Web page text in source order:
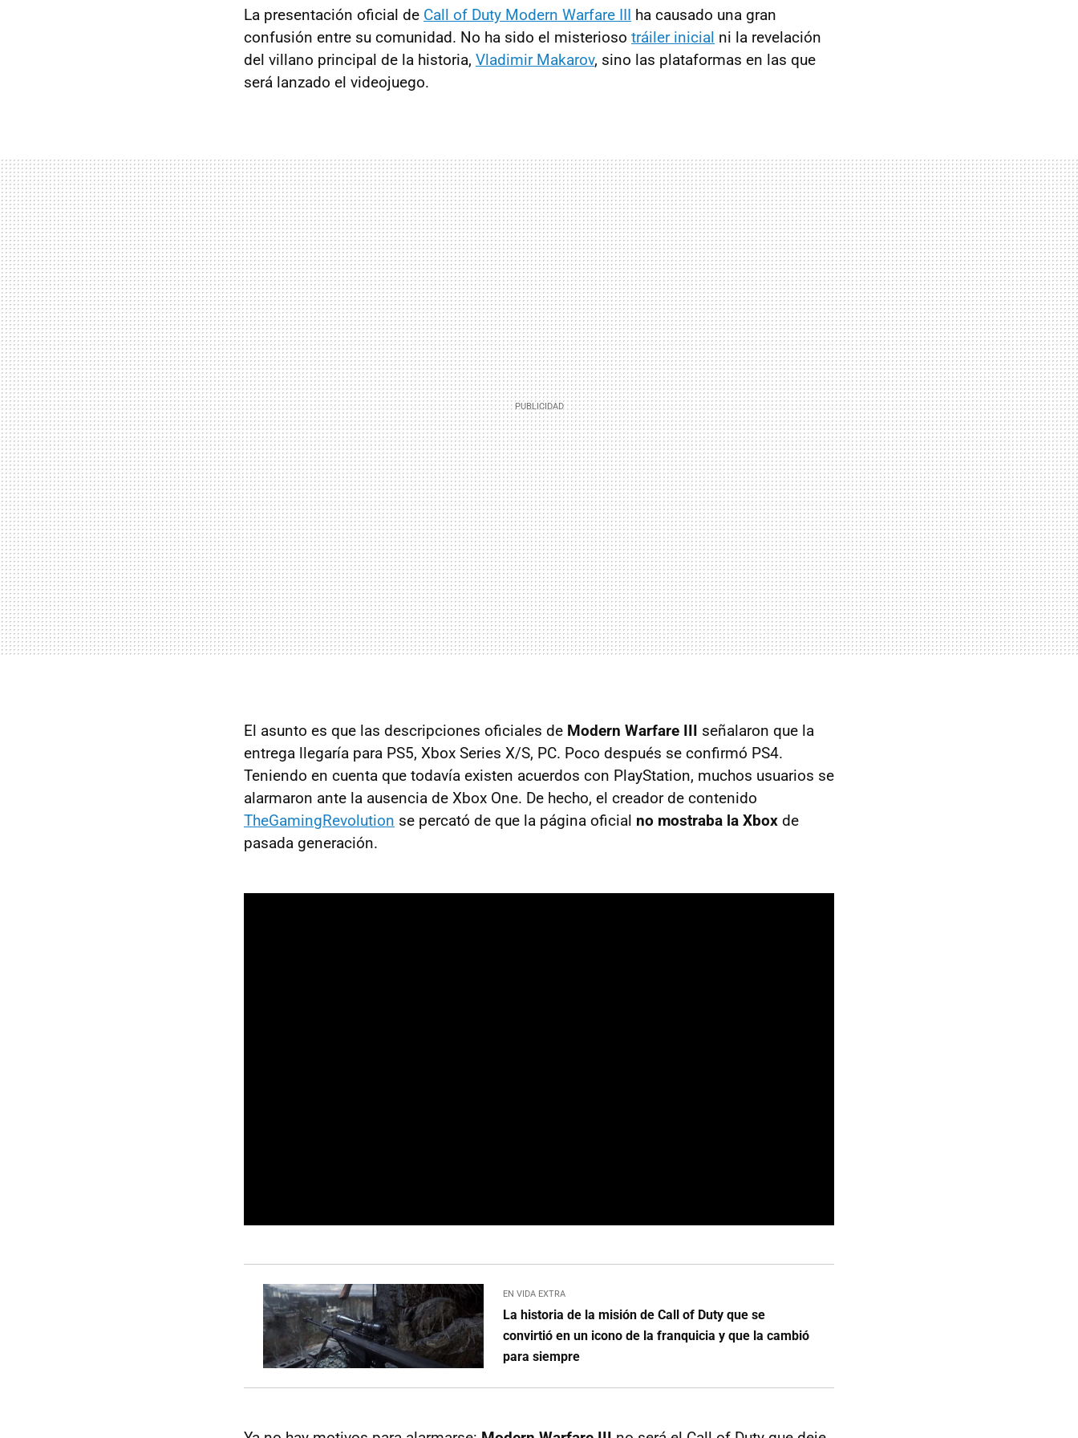
La presentación oficial de Call of Duty Modern Warfare III ha causado una gran
confusión entre su comunidad. No ha sido el misterioso tráiler inicial ni la revelación
del villano principal de la historia, Vladimir Makarov, sino las plataformas en las que
será lanzado el videojuego.
El asunto es que las descripciones oficiales de Modern Warfare III señalaron que la
entrega llegaría para PS5, Xbox Series X/S, PC. Poco después se confirmó PS4.
Teniendo en cuenta que todavía existen acuerdos con PlayStation, muchos usuarios se
alarmaron ante la ausencia de Xbox One. De hecho, el creador de contenido
TheGamingRevolution se percató de que la página oficial no mostraba la Xbox de
pasada generación.
EN VIDA EXTRA
La historia de la misión de Call of Duty que se
convirtió en un icono de la franquicia y que la cambió
para siempre